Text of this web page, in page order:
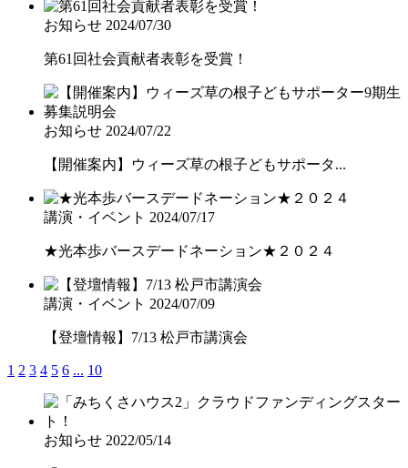
お知らせ 2024/07/30
第61回社会貢献者表彰を受賞！
お知らせ 2024/07/22
【開催案内】ウィーズ草の根子どもサポータ...
講演・イベント 2024/07/17
★光本歩バースデードネーション★２０２４
講演・イベント 2024/07/09
【登壇情報】7/13 松戸市講演会
1 2 3 4 5 6 ... 10
お知らせ 2022/05/14